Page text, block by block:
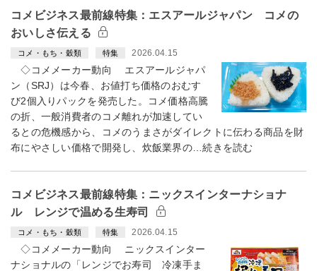
コメビジネス最前線特集：エスアールジャパン コメの
おいしさ伝える
コメ・もち・穀類 特集 2026.04.15
◇コメメーカー動向 エスアールジャパ
ン（SRJ）は今春、お値打ち価格のおむす
び2個入りパックを発売した。コメ価格高騰
の折、一般消費者のコメ離れが加速してい
るとの危機感から、コメのうまさがダイレクトに伝わる商品を財
布にやさしい価格で開発し、炊飯業界の…続きを読む
コメビジネス最前線特集：ニックスインターナショナ
ル レンジで温める生寿司
コメ・もち・穀類 特集 2026.04.15
◇コメメーカー動向 ニックスインター
ナショナルの「レンジでお寿司 冷凍手ま